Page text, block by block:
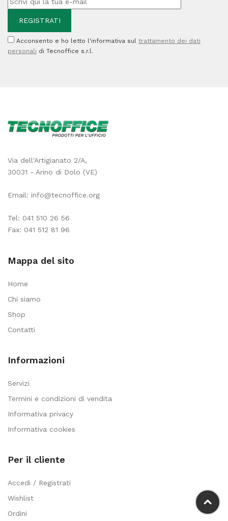
-
ml
Acconsento e ho letto l'informativa sul trattamento dei dati
personali di Tecnoffice s.r.l.
Via dell'Artigianato 2/A,
30031 - Arino di Dolo (VE)
Email: info@tecnoffice.org
Tel: 041 510 26 56
Fax: 041 512 81 96
Mappa del sito
Home
Chi siamo
Shop
Contatti
Informazioni
Servizi
Termini e condizioni di vendita
Informativa privacy
Informativa cookies
Per il cliente
Accedi / Registrati
Wishlist
Ordini